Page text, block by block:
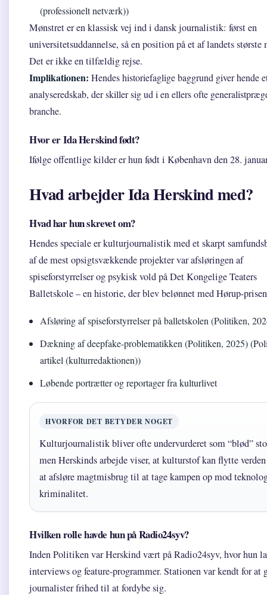
(professionelt netværk))
Mønstret er en klassisk vej ind i dansk journalistik: først en
universitetsuddannelse, så en position på et af landets største
Det er ikke en tilfældig rejse.
Implikationen: Hendes historiefaglige baggrund giver hende
analyseredskab, der skiller sig ud i en ellers ofte
branche.
Hvor er Ida Herskind født?
Ifølge offentlige kilder er hun født i København den 28.
Hvad arbejder Ida Herskind med?
Hvad har hun skrevet om?
Hendes speciale er kulturjournalistik med et skarpt
af de mest opsigtsvækkende projekter var afsløringen af
spiseforstyrrelser og psykisk vold på Det Kongelige Teaters
Balletskole – en historie, der blev belønnet med Hørup-
Afsløring af spiseforstyrrelser på balletskolen (Politiken,
Dækning af deepfake-problematikken (Politiken, 2025)
artikel (kulturredaktionen))
Løbende portrætter og reportager fra kulturlivet
HVORFOR DET BETYDER NOGET
Kulturjournalistik bliver ofte undervurderet som “blød”
men Herskinds arbejde viser, at kulturstof kan flytte
at afsløre magtmisbrug til at tage kampen op mod
kriminalitet.
Hvilken rolle havde hun på Radio24syv?
Inden Politiken var Herskind vært på Radio24syv, hvor hun
interviews og feature-programmer. Stationen var kendt for at
journalister frihed til at fordybe sig.